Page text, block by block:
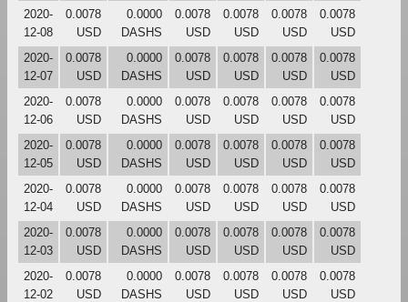
2020-
12-08
0.0078
USD
0.0000
DASHS
0.0078
USD
0.0078
USD
0.0078
USD
0.0078
USD
2020-
12-07
0.0078
USD
0.0000
DASHS
0.0078
USD
0.0078
USD
0.0078
USD
0.0078
USD
2020-
12-06
0.0078
USD
0.0000
DASHS
0.0078
USD
0.0078
USD
0.0078
USD
0.0078
USD
2020-
12-05
0.0078
USD
0.0000
DASHS
0.0078
USD
0.0078
USD
0.0078
USD
0.0078
USD
2020-
12-04
0.0078
USD
0.0000
DASHS
0.0078
USD
0.0078
USD
0.0078
USD
0.0078
USD
2020-
12-03
0.0078
USD
0.0000
DASHS
0.0078
USD
0.0078
USD
0.0078
USD
0.0078
USD
2020-
12-02
0.0078
USD
0.0000
DASHS
0.0078
USD
0.0078
USD
0.0078
USD
0.0078
USD